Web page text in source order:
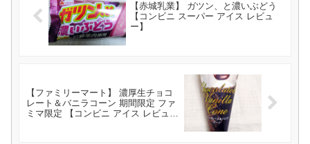
【赤城乳業】 ガツン、と濃いぶどう
【コンビニ スーパー アイス レビュ
ー】
【ファミリーマート】 濃厚生チョコ
レート＆バニラコーン 期間限定 ファ
ミマ限定 【コンビニ アイス レビュ